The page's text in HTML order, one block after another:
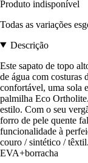
Produto indisponível
Todas as variações
Descrição
Este sapato de topo
de água com costuras
confortável, uma sola
palmilha Eco
estilo. Com o seu
forro de pele quente
funcionalidade à
couro / sintético /
EVA+borracha